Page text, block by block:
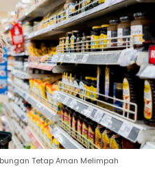
Tetap Aman Melimpah